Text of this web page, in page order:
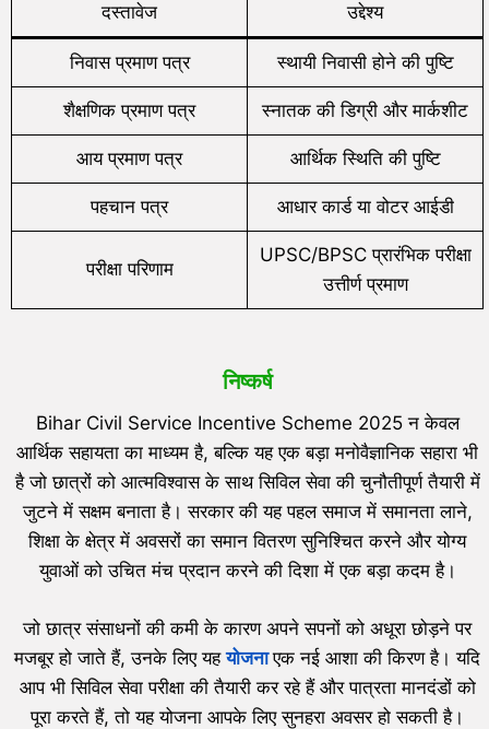
दस्तावेज उद्देश्य
निवास प्रमाण पत्र स्थायी निवासी होने की पुष्टि
शैक्षणिक प्रमाण पत्र स्नातक की डिग्री और मार्कशीट
आय प्रमाण पत्र आर्थिक स्थिति की पुष्टि
पहचान पत्र आधार कार्ड या वोटर आईडी
परीक्षा परिणाम
UPSC/BPSC प्रारंभिक परीक्षा
उत्तीर्ण प्रमाण
निष्कर्ष
Bihar Civil Service Incentive Scheme 2025 न केवल
आर्थिक सहायता का माध्यम है, बल्कि यह एक बड़ा मनोवैज्ञानिक सहारा भी
है जो छात्रों को आत्मविश्वास के साथ सिविल सेवा की चुनौतीपूर्ण तैयारी में
जुटने में सक्षम बनाता है। सरकार की यह पहल समाज में समानता लाने,
शिक्षा के क्षेत्र में अवसरों का समान वितरण सुनिश्चित करने और योग्य
युवाओं को उचित मंच प्रदान करने की दिशा में एक बड़ा कदम है।
जो छात्र संसाधनों की कमी के कारण अपने सपनों को अधूरा छोड़ने पर
मजबूर हो जाते हैं, उनके लिए यहयोजनाएक नई आशा की किरण है। यदि
आप भी सिविल सेवा परीक्षा की तैयारी कर रहे हैं और पात्रता मानदंडों को
पूरा करते हैं, तो यह योजना आपके लिए सुनहरा अवसर हो सकती है।